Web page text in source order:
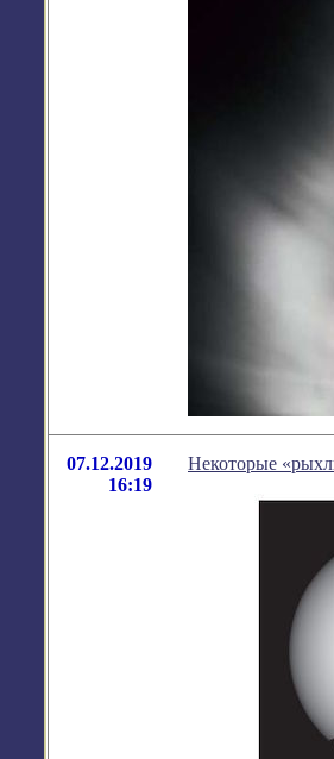
07.12.2019
16:19
Некоторые